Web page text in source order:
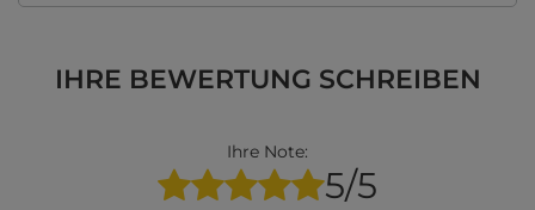
IHRE BEWERTUNG SCHREIBEN
Ihre Note:
5/5